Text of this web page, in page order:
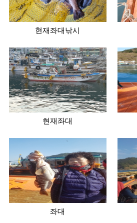
현재좌대낚시
현재좌대
좌대